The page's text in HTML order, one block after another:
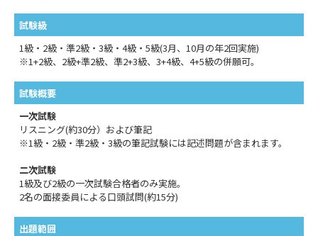
試験級
1級・2級・準2級・3級・4級・5級(3月、10月の年2回実施)
※1+2級、2級+準2級、準2+3級、3+4級、4+5級の併願可。
試験概要
一次試験
リスニング(約30分）および筆記
※1級・2級・準2級・3級の筆記試験には記述問題が含まれます。
二次試験
1級及び2級の一次試験合格者のみ実施。
2名の面接委員による口頭試問(約15分)
出題範囲